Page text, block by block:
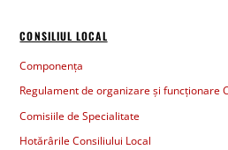
CONSILIUL LOCAL
Componența
Regulament de organizare și funcționare
Comisiile de Specialitate
Hotărârile Consiliului Local